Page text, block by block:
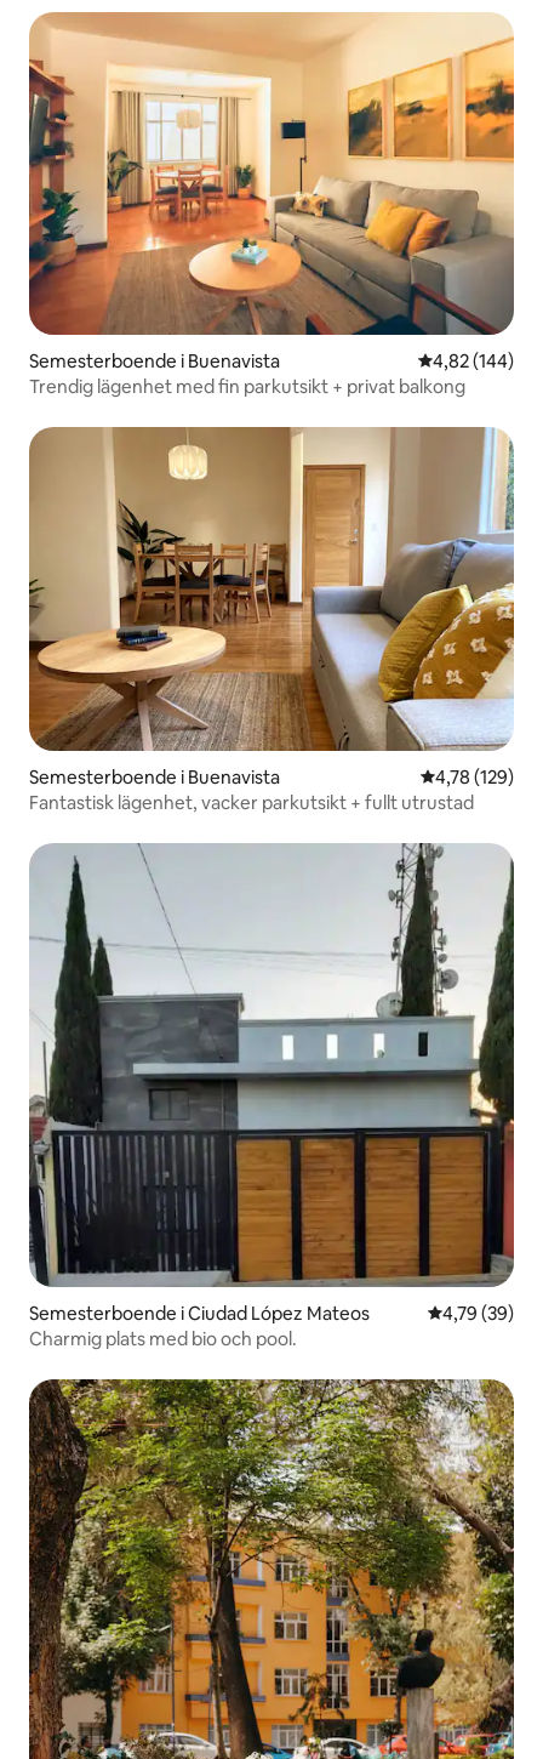
Semesterboende i Buenavista 4,82 av 5 i
4,82 (144)
Trendig lägenhet med fin parkutsikt + privat balkong
Semesterboende i Buenavista 4,78 av 5 i
4,78 (129)
Fantastisk lägenhet, vacker parkutsikt + fullt utrustad
Semesterboende i Ciudad López Mateos 4,79 av 5 i
4,79 (39)
Charmig plats med bio och pool.